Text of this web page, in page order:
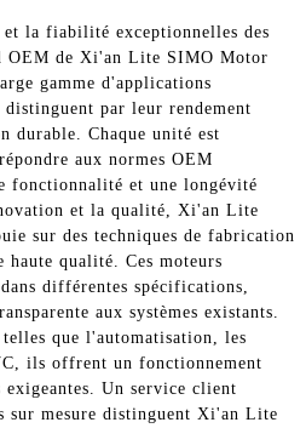
et la fiabilité exceptionnelles des
OEM de Xi'an Lite SIMO Motor
gamme d'applications
par leur rendement
durable. Chaque unité est
aux normes OEM
fonctionnalité et une longévité
et la qualité, Xi'an Lite
sur des techniques de fabrication
haute qualité. Ces moteurs
différentes spécifications,
aux systèmes existants.
que l'automatisation, les
ils offrent un fonctionnement
exigeantes. Un service client
sur mesure distinguent Xi'an Lite